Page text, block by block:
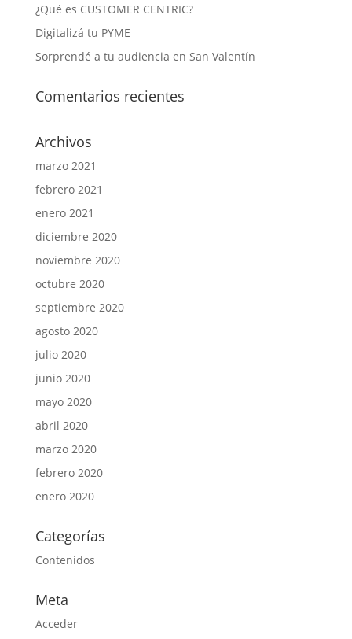
¿Qué es CUSTOMER CENTRIC?
Digitalizá tu PYME
Sorprendé a tu audiencia en San Valentín
Comentarios recientes
Archivos
marzo 2021
febrero 2021
enero 2021
diciembre 2020
noviembre 2020
octubre 2020
septiembre 2020
agosto 2020
julio 2020
junio 2020
mayo 2020
abril 2020
marzo 2020
febrero 2020
enero 2020
Categorías
Contenidos
Meta
Acceder